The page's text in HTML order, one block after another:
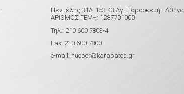
Πεντέλης 31Α, 153 43 Αγ. Παρασκευή - Αθήνα
ΑΡΙΘΜΟΣ ΓΕΜΗ: 1287701000
Τηλ.: 210 600 7803-4
Fax: 210 600 7800
e-mail: hueber@karabatos.gr